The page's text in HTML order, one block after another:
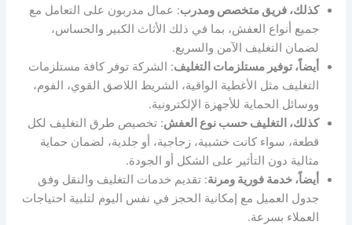
كذلك، فريق متخصص ومدرب: عمال مدربون على التعامل مع
جميع أنواع العفش، بما في ذلك الأثاث الكبير والحساس،
لضمان التغليف الآمن والسريع.
أيضاً، توفير مستلزمات التغليف: الشركة توفر كافة مستلزمات
التغليف مثل الأغطية الواقية، الشريط اللاصق القوي، الفوم،
ووسائل الحماية للأجهزة الإلكترونية.
كذلك، التغليف حسب نوع العفش: تخصيص طرق التغليف لكل
قطعة، سواء كانت خشبية، زجاجية، أو جلدية، لضمان حماية
مثالية دون التأثير على الشكل أو الجودة.
أيضاً، خدمة فورية ومرنة: تقديم خدمات التغليف والنقل وفق
جدول العميل مع إمكانية الحجز في نفس اليوم لتلبية احتياجات
العملاء بسرعة.